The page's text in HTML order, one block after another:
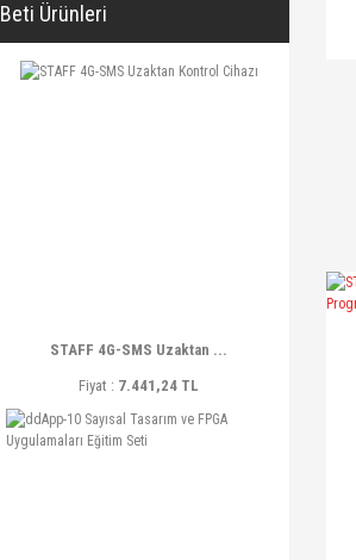
Beti Ürünleri
STAFF 4G-SMS Uzaktan ...
Fiyat : 7.441,24 TL